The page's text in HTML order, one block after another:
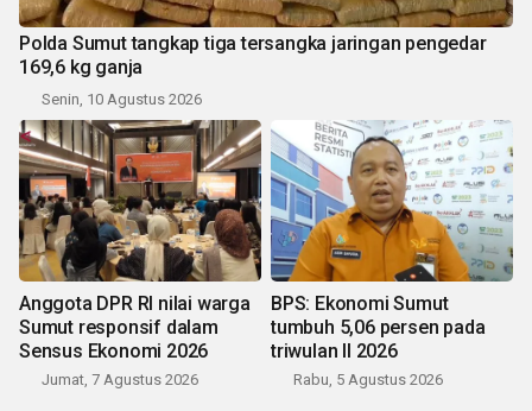
Polda Sumut tangkap tiga tersangka jaringan pengedar
169,6 kg ganja
Senin, 10 Agustus 2026
Anggota DPR RI nilai warga
Sumut responsif dalam
Sensus Ekonomi 2026
Jumat, 7 Agustus 2026
BPS: Ekonomi Sumut
tumbuh 5,06 persen pada
triwulan II 2026
Rabu, 5 Agustus 2026